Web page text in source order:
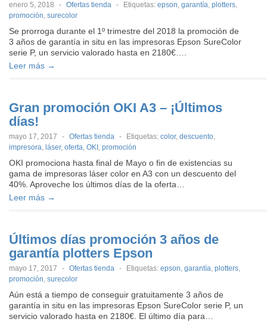
enero 5, 2018 - Ofertas tienda - Etiquetas: epson, garantía, plotters,
promoción, surecolor
Se prorroga durante el 1º trimestre del 2018 la promoción de
3 años de garantía in situ en las impresoras Epson SureColor
serie P, un servicio valorado hasta en 2180€….
Leer más →
Gran promoción OKI A3 – ¡Últimos
días!
mayo 17, 2017 - Ofertas tienda - Etiquetas: color, descuento,
impresora, láser, oferta, OKI , promoción
OKI promociona hasta final de Mayo o fin de existencias su
gama de impresoras láser color en A3 con un descuento del
40%. Aproveche los últimos días de la oferta…
Leer más →
Últimos días promoción 3 años de
garantía plotters Epson
mayo 17, 2017 - Ofertas tienda - Etiquetas: epson, garantía, plotters,
promoción, surecolor
Aún está a tiempo de conseguir gratuitamente 3 años de
garantía in situ en las impresoras Epson SureColor serie P, un
servicio valorado hasta en 2180€. El último día para…